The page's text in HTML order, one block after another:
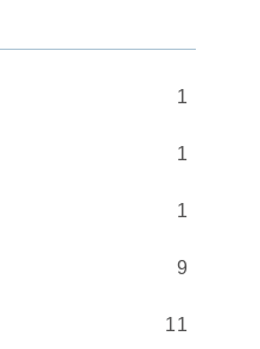
1
1
1
9
11